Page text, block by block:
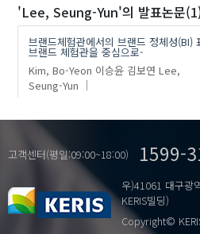
'Lee, Seung-Yun'의 발표논문
브랜드체험관에서의 브랜드 정체성(BI)
브랜드 체험관을 중심으로-
Kim, Bo-Yeon 이승윤 김보연 Lee,
Seung-Yun
고객센터(평일:09:00~18:00) 1599-
우)41061 대구광
KERIS빌딩)
Copyright©